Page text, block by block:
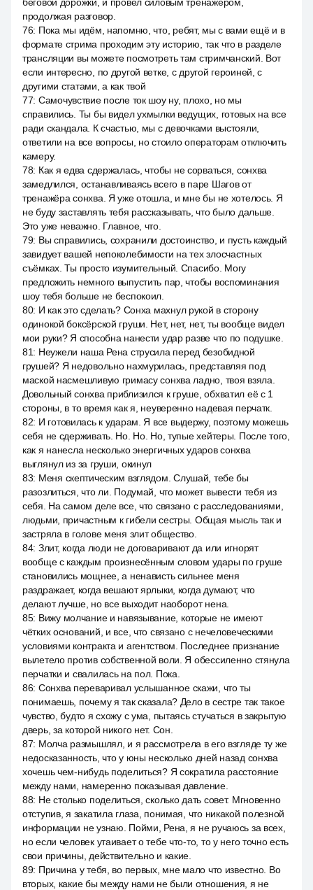
продолжая разговор.
76: Пока мы идём, напомню, что, ребят, мы с вами ещё и в
формате стрима проходим эту историю, так что в разделе
трансляции вы можете посмотреть там стримчанский. Вот
если интересно, по другой ветке, с другой героиней, с
другими статами, а как твой
77: Самочувствие после ток шоу ну, плохо, но мы
справились. Ты бы видел ухмылки ведущих, готовых на все
ради скандала. К счастью, мы с девочками выстояли,
ответили на все вопросы, но стоило операторам отключить
камеру.
78: Как я едва сдержалась, чтобы не сорваться, сонхва
замедлился, останавливаясь всего в паре Шагов от
тренажёра сонхва. Я уже отошла, и мне бы не хотелось. Я
не буду заставлять тебя рассказывать, что было дальше.
Это уже неважно. Главное, что.
79: Вы справились, сохранили достоинство, и пусть каждый
завидует вашей непоколебимости на тех злосчастных
съёмках. Ты просто изумительный. Спасибо. Могу
предложить немного выпустить пар, чтобы воспоминания
шоу тебя больше не беспокоил.
80: И как это сделать? Сонха махнул рукой в сторону
одинокой боксёрской груши. Нет, нет, нет, ты вообще видел
мои руки? Я способна нанести удар разве что по подушке.
81: Неужели наша Рена струсила перед безобидной
грушей? Я недовольно нахмурилась, представляя под
маской насмешливую гримасу сонхва ладно, твоя взяла.
Довольный сонхва приблизился к груше, обхватил её с 1
стороны, в то время как я, неуверенно надевая перчатк.
82: И готовилась к ударам. Я все выдержу, поэтому можешь
себя не сдерживать. Но. Но. Но, тупые хейтеры. После того,
как я нанесла несколько энергичных ударов сонхва
выглянул из за груши, окинул
83: Меня скептическим взглядом. Слушай, тебе бы
разозлиться, что ли. Подумай, что может вывести тебя из
себя. На самом деле все, что связано с расследованиями,
людьми, причастным к гибели сестры. Общая мысль так и
застряла в голове меня злит общество.
84: Злит, когда люди не договаривают да или игнорят
вообще с каждым произнесённым словом удары по груше
становились мощнее, а ненависть сильнее меня
раздражает, когда вешают ярлыки, когда думают, что
делают лучше, но все выходит наоборот нена.
85: Вижу молчание и навязывание, которые не имеют
чётких оснований, и все, что связано с нечеловеческими
условиями контракта и агентством. Последнее признание
вылетело против собственной воли. Я обессиленно стянула
перчатки и свалилась на пол. Пока.
86: Сонхва переваривал услышанное скажи, что ты
понимаешь, почему я так сказала? Дело в сестре так такое
чувство, будто я схожу с ума, пытаясь стучаться в закрытую
дверь, за которой никого нет. Сон.
87: Молча размышлял, и я рассмотрела в его взгляде ту же
недосказанность, что у юны несколько дней назад сонхва
хочешь чем-нибудь поделиться? Я сократила расстояние
между нами, намеренно показывая давление.
88: Не столько поделиться, сколько дать совет. Мгновенно
отступив, я закатила глаза, понимая, что никакой полезной
информации не узнаю. Пойми, Рена, я не ручаюсь за всех,
но если человек утаивает о тебе что-то, то у него точно есть
свои причины, действительно и какие.
89: Причина у тебя, во первых, мне мало что известно. Во
вторых, какие бы между нами не были отношения, я не